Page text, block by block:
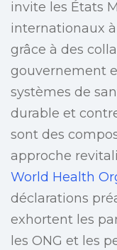
invite les États
internationaux
grâce à des
gouvernement
systèmes de
durable et
sont des
approche
World Health
déclarations
exhortent les
les ONG et les